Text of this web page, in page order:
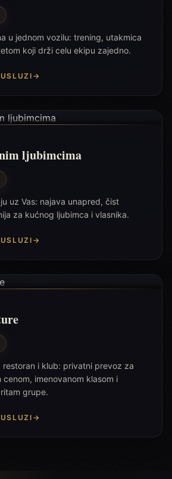
u jednom vozilu: trening, utakmica
koji drži celu ekipu zajedno.
→
ljubimcima
uz Vas: najava unapred, čist
za kućnog ljubimca i vlasnika.
→
restoran i klub: privatni prevoz za
cenom, imenovanom klasom i
grupe.
→